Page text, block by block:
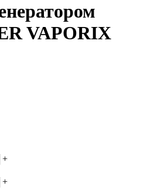
VAPORIX
+
+